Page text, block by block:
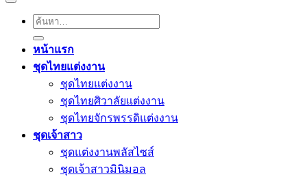
ค้นหา:
หน้าแรก
ชุดไทยแต่งงาน
ชุดไทยแต่งงาน
ชุดไทยศิวาลัยแต่งงาน
ชุดไทยจักรพรรดิแต่งงาน
ชุดเจ้าสาว
ชุดแต่งงานพลัสไซส์
ชุดเจ้าสาวมินิมอล